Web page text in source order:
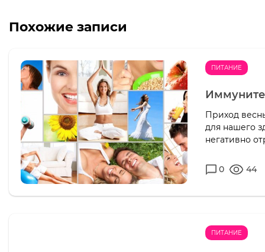
Похожие записи
ПИТАНИЕ
Приход
для нашего
негативно
0 44
ПИТАНИЕ